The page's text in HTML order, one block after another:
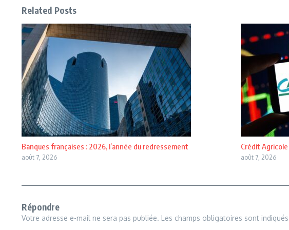
Related Posts
Banques françaises : 2026, l’année du redressement
août 7, 2026
Crédit
août 7, 2026
Répondre
Votre adresse e-mail ne sera pas publiée. Les champs obligatoires sont